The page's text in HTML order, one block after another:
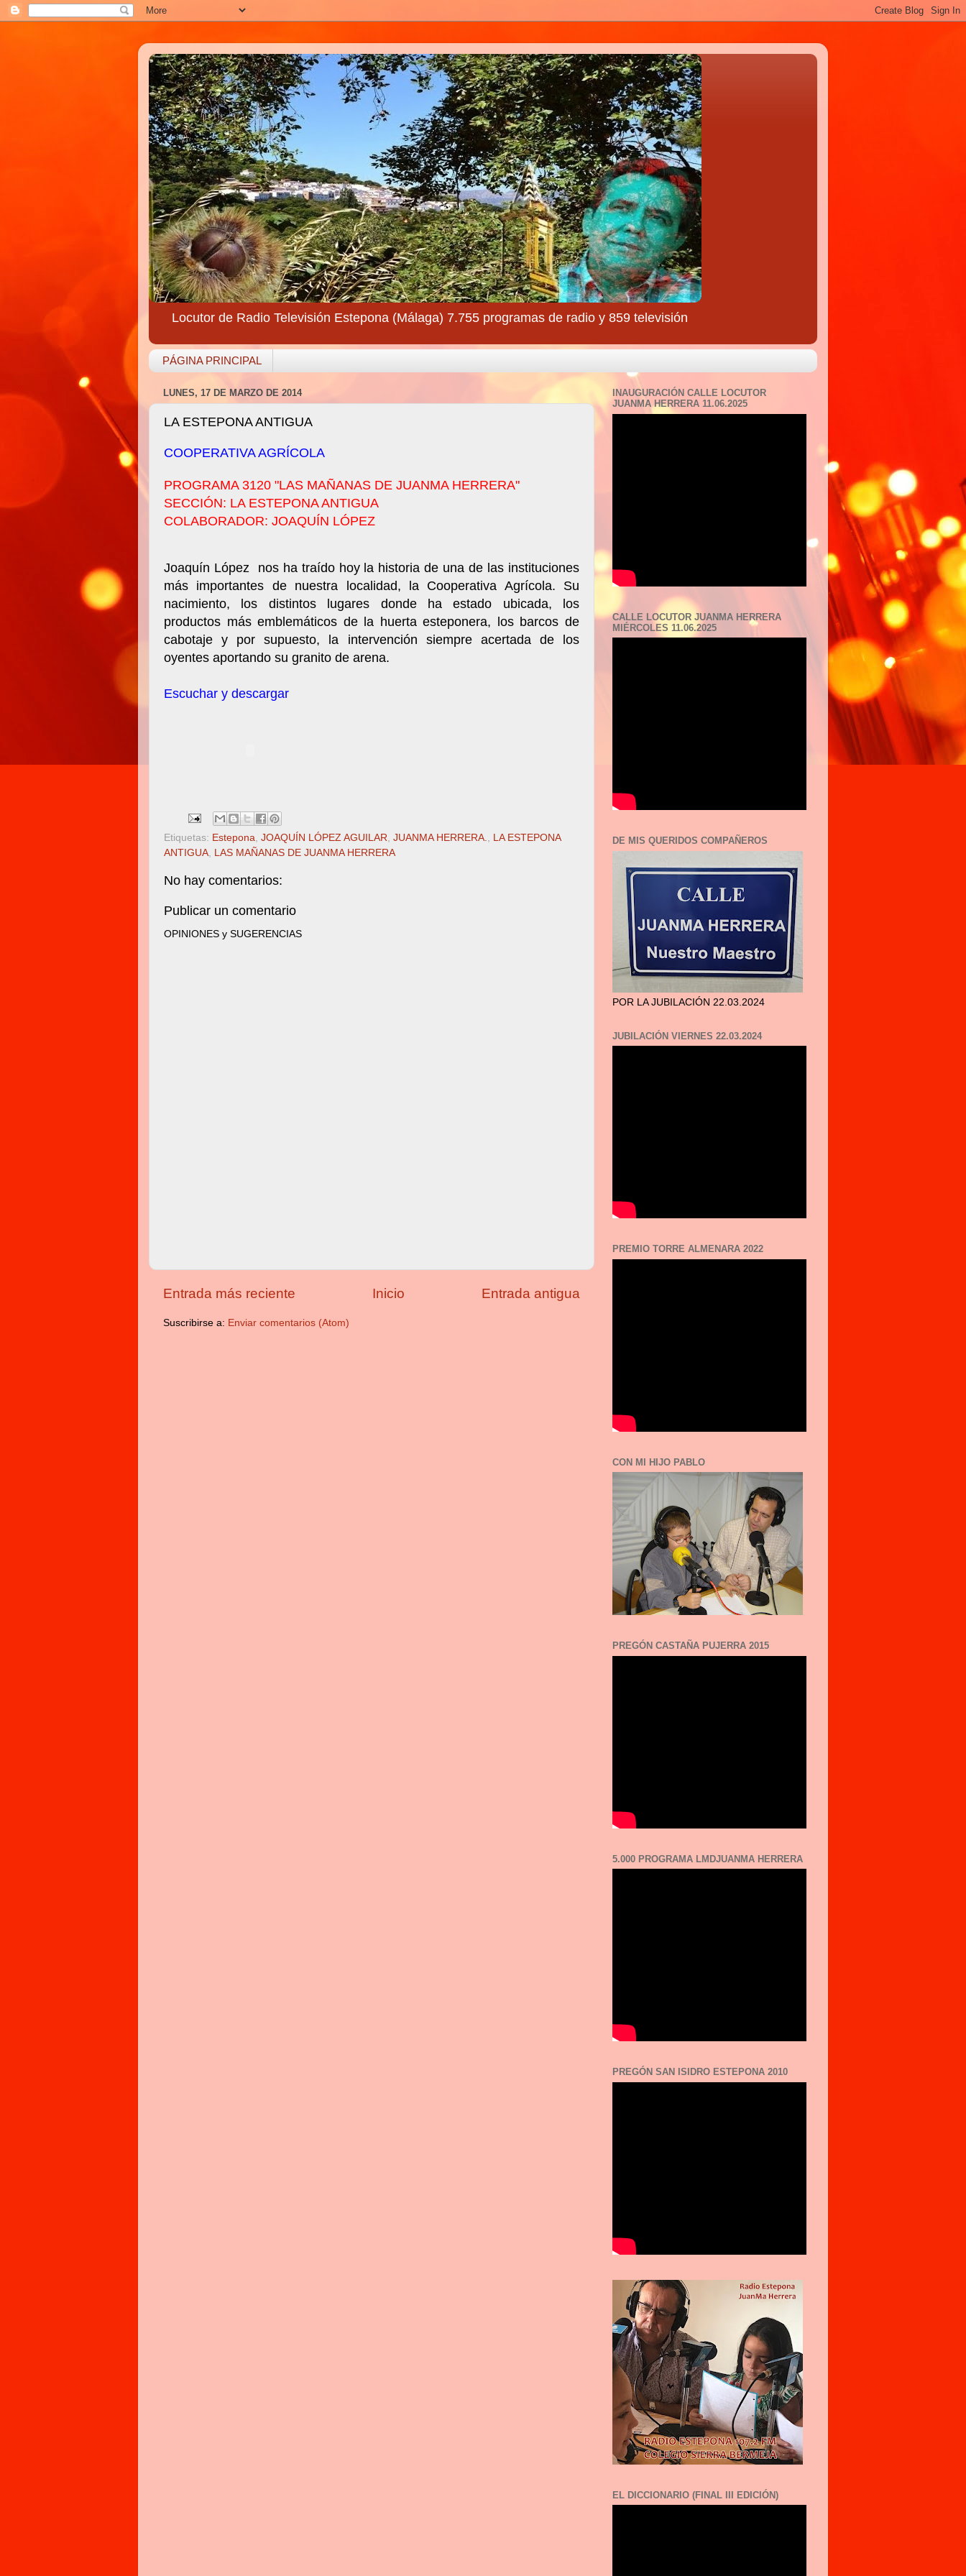
Locutor de Radio Televisión Estepona (Málaga) 7.755 programas de radio y 859 televisión
PÁGINA PRINCIPAL
LUNES, 17 DE MARZO DE 2014
LA ESTEPONA ANTIGUA
COOPERATIVA AGRÍCOLA
PROGRAMA 3120 "LAS MAÑANAS DE JUANMA HERRERA"
SECCIÓN: LA ESTEPONA ANTIGUA
COLABORADOR: JOAQUÍN LÓPEZ
Joaquín López nos ha traído hoy la historia de una de las instituciones
más importantes de nuestra localidad, la Cooperativa Agrícola. Su
nacimiento, los distintos lugares donde ha estado ubicada, los
productos más emblemáticos de la huerta esteponera, los barcos de
cabotaje y por supuesto, la intervención siempre acertada de los
oyentes aportando su granito de arena.
Escuchar y descargar
Etiquetas: Estepona, JOAQUÍN LÓPEZ AGUILAR, JUANMA HERRERA., LA ESTEPONA
ANTIGUA, LAS MAÑANAS DE JUANMA HERRERA
No hay comentarios:
Publicar un comentario
OPINIONES y SUGERENCIAS
Entrada más reciente Entrada antigua
Inicio
Suscribirse a: Enviar comentarios (Atom)
INAUGURACIÓN CALLE LOCUTOR
JUANMA HERRERA 11.06.2025
CALLE LOCUTOR JUANMA HERRERA
MIÉRCOLES 11.06.2025
DE MIS QUERIDOS COMPAÑEROS
POR LA JUBILACIÓN 22.03.2024
JUBILACIÓN VIERNES 22.03.2024
PREMIO TORRE ALMENARA 2022
CON MI HIJO PABLO
PREGÓN CASTAÑA PUJERRA 2015
5.000 PROGRAMA LMDJUANMA HERRERA
PREGÓN SAN ISIDRO ESTEPONA 2010
EL DICCIONARIO (FINAL III EDICIÓN)